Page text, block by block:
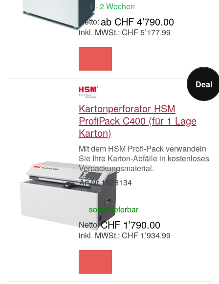
1 - 2 Wochen
ab CHF 4’790.00
inkl. MWSt.: CHF 5’177.99
Kartonperforator HSM
ProfiPack C400 (für 1 Lage
Karton)
Mit dem HSM Profi-Pack verwandeln
Sie Ihre Karton-Abfälle in kostenloses
Verpackungsmaterial.
Art.Nr.1528134
sofort lieferbar
CHF 1’790.00
inkl. MWSt.: CHF 1’934.99
Deal